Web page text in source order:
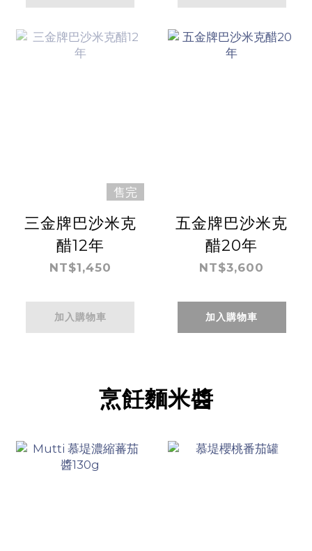
售完
三金牌巴沙米克
醋12年
NT$1,450
加入購物車
五金牌巴沙米克
醋20年
NT$3,600
加入購物車
烹飪麵米醬